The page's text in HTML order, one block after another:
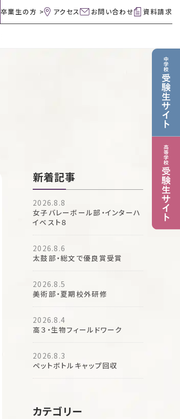
卒業生の方 > アクセス お問い合わせ 資料請求
新着記事
2026.8.8
女子バレーボール部・インターハ
イベスト８
2026.8.6
太鼓部・総文で優良賞受賞
2026.8.5
美術部・夏期校外研修
2026.8.4
高３・生物フィールドワーク
2026.8.3
ペットボトルキャップ回収
カテゴリー